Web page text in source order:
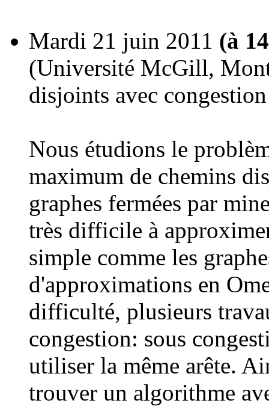
Mardi 21 juin 2011 (à
(Université McGill,
disjoints avec
Nous étudions le
maximum de chemins
graphes fermées par
très difficile à
simple comme les
d'approximations en
difficulté, plusieurs
congestion: sous
utiliser la même arête.
trouver un algorithme